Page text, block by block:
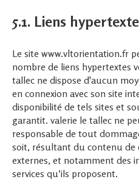
5.1. Liens hypertexte
Le site www.vltorientation.fr
nombre de liens hypertextes
tallec ne dispose d'aucun
en connexion avec son site
disponibilité de tels sites et
garantit. valerie le tallec ne
responsable de tout
soit, résultant du contenu de
externes, et notamment des
services qu’ils proposent.